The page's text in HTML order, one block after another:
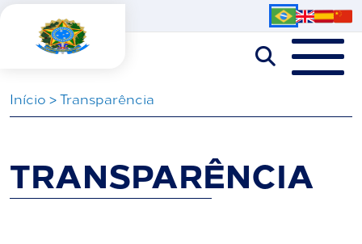
Iní­cio >Transparência
TRANSPARÊNCIA